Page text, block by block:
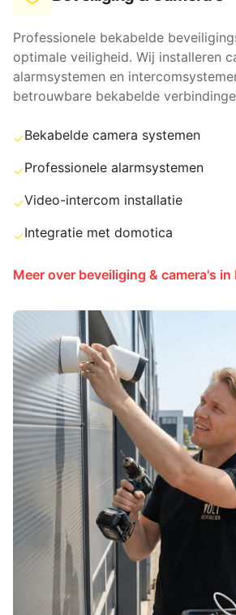
Professionele bekabelde
optimale veiligheid. Wij installeren
alarmsystemen en
betrouwbare bekabelde
✓Bekabelde camera systemen
✓Professionele alarmsystemen
✓Video-intercom installatie
✓Integratie met domotica
Meer over beveiliging & camera's in